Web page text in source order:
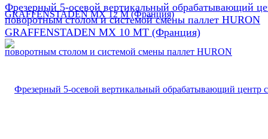
Фрезерный 5-осевой вертикальный обрабатывающий
поворотным столом и системой смены паллет HURON
GRAFFENSTADEN МX 10 МТ (Франция)